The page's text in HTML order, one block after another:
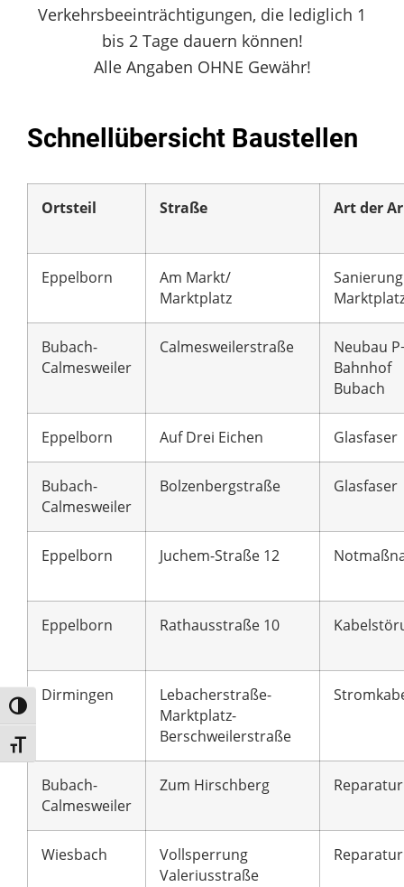
Umschalten auf hohe Kontraste
Schrift vergrößern
Verkehrsbeeinträchtigungen, die lediglich 1
bis 2 Tage dauern können!
Alle Angaben OHNE Gewähr!
Schnellübersicht Baustellen
Ortsteil Straße Art der
Eppelborn
Am Markt/
Marktplatz
Sanierung
Bubach-
Calmesweiler
Calmesweilerstraße
Neubau
Bahnhof
Bubach
Eppelborn Auf Drei Eichen Glasfaser
Bubach-
Calmesweiler
Bolzenbergstraße Glasfaser
Eppelborn Juchem-Straße 12
Eppelborn Rathausstraße 10
Dirmingen
Lebacherstraße-
Marktplatz-
Berschweilerstraße
Bubach-
Calmesweiler
Zum Hirschberg Reparatur
Wiesbach
Vollsperrung
Valeriusstraße
Reparatur